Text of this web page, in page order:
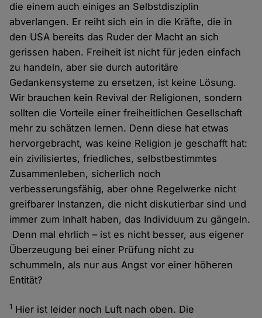
die einem auch einiges an Selbstdisziplin
abverlangen. Er reiht sich ein in die Kräfte, die in
den USA bereits das Ruder der Macht an sich
gerissen haben. Freiheit ist nicht für jeden einfach
zu handeln, aber sie durch autoritäre
Gedankensysteme zu ersetzen, ist keine Lösung.
Wir brauchen kein Revival der Religionen, sondern
sollten die Vorteile einer freiheitlichen Gesellschaft
mehr zu schätzen lernen. Denn diese hat etwas
hervorgebracht, was keine Religion je geschafft hat:
ein zivilisiertes, friedliches, selbstbestimmtes
Zusammenleben, sicherlich noch
verbesserungsfähig, aber ohne Regelwerke nicht
greifbarer Instanzen, die nicht diskutierbar sind und
immer zum Inhalt haben, das Individuum zu gängeln.
Denn mal ehrlich – ist es nicht besser, aus eigener
Überzeugung bei einer Prüfung nicht zu
schummeln, als nur aus Angst vor einer höheren
Entität?
1 Hier ist leider noch Luft nach oben. Die